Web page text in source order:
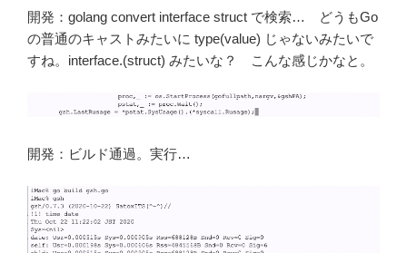
開発：golang convert interface struct で検索… どうもGo
の普通のキャストみたいに type(value) じゃないみたいで
すね。interface.(struct) みたいな？ こんな感じかなと。
開発：ビルド通過。実行…